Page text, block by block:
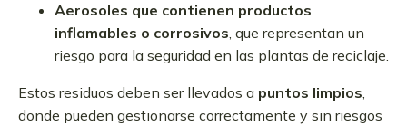
Aerosoles que contienen productos
inflamables o corrosivos, que representan un
riesgo para la seguridad en las plantas de reciclaje.
Estos residuos deben ser llevados a puntos limpios,
donde pueden gestionarse correctamente y sin riesgos